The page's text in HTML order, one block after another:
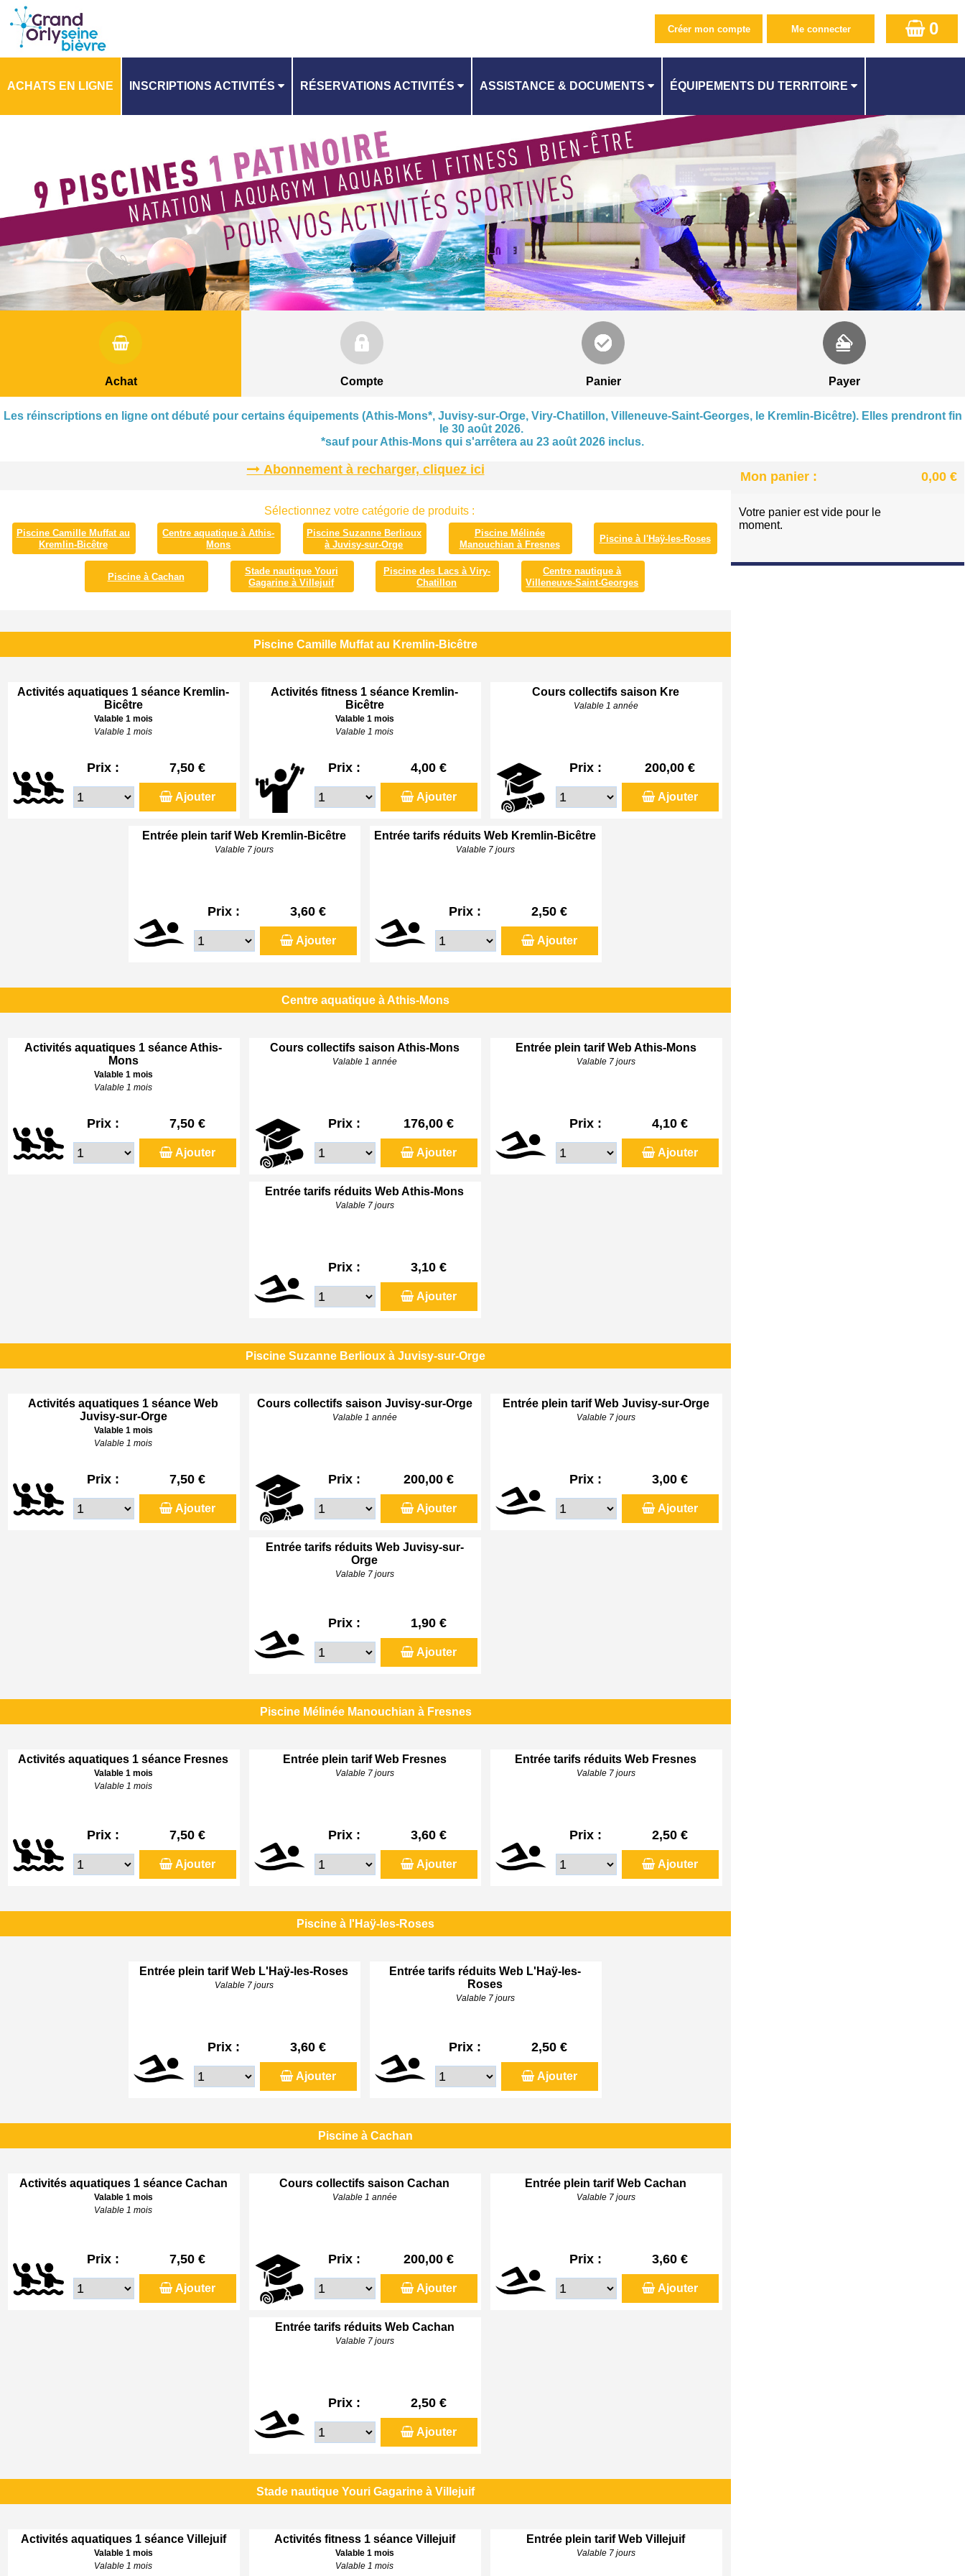
0
ACHATS EN LIGNE INSCRIPTIONS ACTIVITÉS RÉSERVATIONS ACTIVITÉS ASSISTANCE & DOCUMENTS
CONTACTEZ-NOUS
CHARTE RGPD
CGV EQUIPEMENTS AQUATIQUES
RI EQUIPEMENTS AQUATIQUES
CGV PATINOIRE
RI PATINOIRE
TUTO RÉSERVATION D'ACTIVITÉ
VILLES DE L'EPT GOSB
ÉQUIPEMENTS DU TERRITOIRE
PISCINE CAMILLE MUFFAT AU KREMLIN-BICÊTRE
CENTRE AQUATIQUE À ATHIS-MONS
PISCINE SUZANNE BERLIOUX À JUVISY
PISCINE À CACHAN
PISCINE À L'HAŸ-LES-ROSES
PISCINE MÉLINÉE MANOUCHIAN À FRESNES
PISCINE DES LACS À VIRY-CHATILLON
STADE NAUTIQUE YOURI GAGARINE À VILLEJUIF
CENTRE NAUTIQUE À VILLENEUVE-SAINT-
PATINOIRE DES LACS À VIRY-CHATILLON
Achat Compte Panier Payer
Les réinscriptions en ligne ont débuté pour certains équipements (Athis-Mons*, Juvisy-sur-Orge, Viry-Chatillon, Villeneuve-Saint-Georges, le Kremlin-Bicêtre). Elles prendront fin
le 30 août 2026.
*sauf pour Athis-Mons qui s'arrêtera au 23 août 2026 inclus.
Abonnement à recharger, cliquez ici
Sélectionnez votre catégorie de produits :
Piscine Camille Muffat au
Kremlin-Bicêtre
Centre aquatique à Athis-
Mons
Piscine Suzanne Berlioux
à Juvisy-sur-Orge
Piscine Mélinée
Manouchian à Fresnes
Piscine à l'Haÿ-les-Roses
Piscine à Cachan
Stade nautique Youri
Gagarine à Villejuif
Piscine des Lacs à Viry-
Chatillon
Centre nautique à
Villeneuve-Saint-Georges
Piscine Camille Muffat au Kremlin-Bicêtre
Activités aquatiques 1 séance Kremlin-
Bicêtre
Valable 1 mois
Valable 1 mois
Prix : 7,50 €
Ajouter
Activités fitness 1 séance Kremlin-
Bicêtre
Valable 1 mois
Valable 1 mois
Prix : 4,00 €
Ajouter
Cours collectifs saison Kre
Valable 1 année
Prix : 200,00 €
Ajouter
Entrée plein tarif Web Kremlin-Bicêtre
Valable 7 jours
Prix : 3,60 €
Ajouter
Entrée tarifs réduits Web Kremlin-Bicêtre
Valable 7 jours
Prix : 2,50 €
Ajouter
Centre aquatique à Athis-Mons
Activités aquatiques 1 séance Athis-
Mons
Valable 1 mois
Valable 1 mois
Prix : 7,50 €
Ajouter
Cours collectifs saison Athis-Mons
Valable 1 année
Prix : 176,00 €
Ajouter
Entrée plein tarif Web Athis-Mons
Valable 7 jours
Prix : 4,10 €
Ajouter
Entrée tarifs réduits Web Athis-Mons
Valable 7 jours
Prix : 3,10 €
Ajouter
Piscine Suzanne Berlioux à Juvisy-sur-Orge
Activités aquatiques 1 séance Web
Juvisy-sur-Orge
Valable 1 mois
Valable 1 mois
Prix : 7,50 €
Ajouter
Cours collectifs saison Juvisy-sur-Orge
Valable 1 année
Prix : 200,00 €
Ajouter
Entrée plein tarif Web Juvisy-sur-Orge
Valable 7 jours
Prix : 3,00 €
Ajouter
Entrée tarifs réduits Web Juvisy-sur-
Orge
Valable 7 jours
Prix : 1,90 €
Ajouter
Piscine Mélinée Manouchian à Fresnes
Activités aquatiques 1 séance Fresnes
Valable 1 mois
Valable 1 mois
Prix : 7,50 €
Ajouter
Entrée plein tarif Web Fresnes
Valable 7 jours
Prix : 3,60 €
Ajouter
Entrée tarifs réduits Web Fresnes
Valable 7 jours
Prix : 2,50 €
Ajouter
Piscine à l'Haÿ-les-Roses
Entrée plein tarif Web L'Haÿ-les-Roses
Valable 7 jours
Prix : 3,60 €
Ajouter
Entrée tarifs réduits Web L'Haÿ-les-
Roses
Valable 7 jours
Prix : 2,50 €
Ajouter
Piscine à Cachan
Activités aquatiques 1 séance Cachan
Valable 1 mois
Valable 1 mois
Prix : 7,50 €
Ajouter
Cours collectifs saison Cachan
Valable 1 année
Prix : 200,00 €
Ajouter
Entrée plein tarif Web Cachan
Valable 7 jours
Prix : 3,60 €
Ajouter
Entrée tarifs réduits Web Cachan
Valable 7 jours
Prix : 2,50 €
Ajouter
Stade nautique Youri Gagarine à Villejuif
Activités aquatiques 1 séance Villejuif
Valable 1 mois
Valable 1 mois
Activités fitness 1 séance Villejuif
Valable 1 mois
Valable 1 mois
Entrée plein tarif Web Villejuif
Valable 7 jours
Mon panier : 0,00 €
Votre panier est vide pour le
moment.